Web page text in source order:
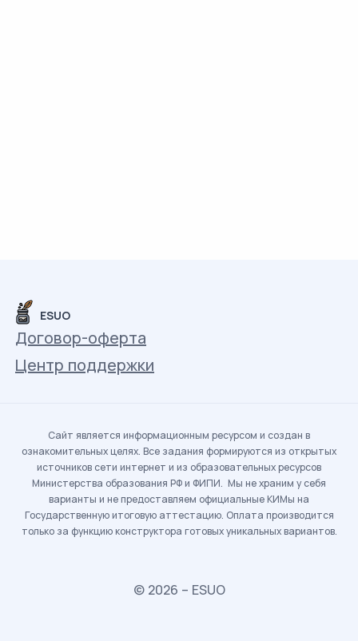
ESUO
Договор-оферта
Центр поддержки
Сайт является информационным ресурсом и создан в
ознакомительных целях. Все задания формируются из открытых
источников сети интернет и из образовательных ресурсов
Министерства образования РФ и ФИПИ. Мы не храним у себя
варианты и не предоставляем официальные КИМы на
Государственную итоговую аттестацию. Оплата производится
только за функцию конструктора готовых уникальных вариантов.
© 2026 – ESUO